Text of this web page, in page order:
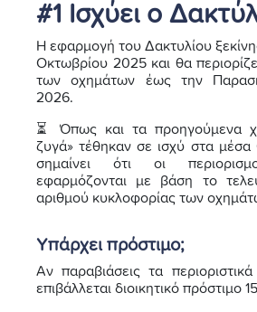
#1 Ισχύει ο
Η εφαρμογή του Δακτυλίου
Οκτωβρίου 2025 και θα
των οχημάτων έως την
2026.
⏳ Όπως και τα προηγούμενα
ζυγά» τέθηκαν σε ισχύ στα
σημαίνει ότι οι
εφαρμόζονται με βάση το
αριθμού κυκλοφορίας των
Υπάρχει πρόστιμο;
Αν παραβιάσεις τα
επιβάλλεται διοικητικό πρόστιμο